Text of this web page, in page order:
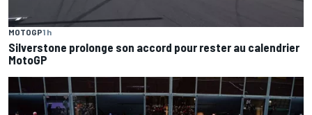
MOTOGP1 h
Silverstone prolonge son accord pour rester au calendrier
MotoGP